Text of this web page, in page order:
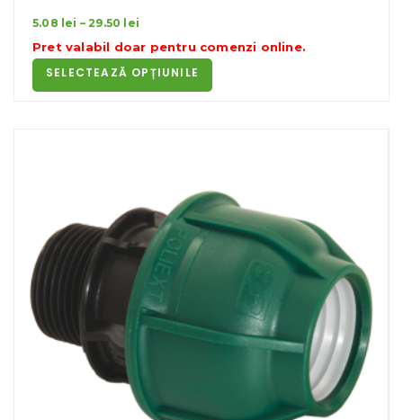
5.08 lei – 29.50 lei
prețuri:
5.08 lei
până
Pret valabil doar pentru comenzi online.
SELECTEAZĂ OPȚIUNILE